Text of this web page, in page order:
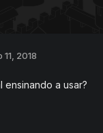
11, 2018
ensinando a usar?